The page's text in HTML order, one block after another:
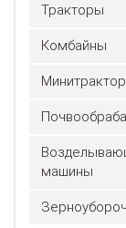
Тракторы
Комбайны
машины